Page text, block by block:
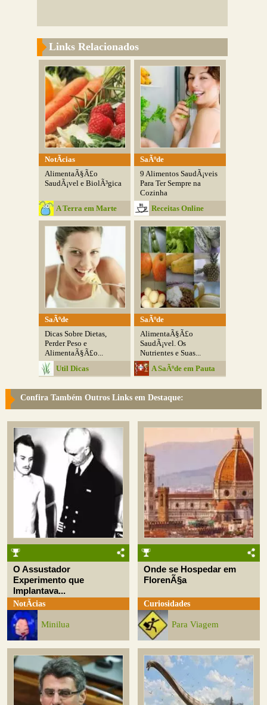
Links Relacionados
NotÃ­cias
AlimentaÃ§Ã£o
SaudÃ¡vel e BiolÃ³gica
A Terra em Marte
SaÃºde
9 Alimentos SaudÃ¡veis
Para Ter Sempre na
Cozinha
Receitas Online
SaÃºde
Dicas Sobre Dietas,
Perder Peso e
AlimentaÃ§Ã£o...
Util Dicas
SaÃºde
AlimentaÃ§Ã£o
SaudÃ¡vel. Os
Nutrientes e Suas...
A SaÃºde em Pauta
Confira Também Outros Links em Destaque:
O Assustador
Experimento que
Implantava...
NotÃ­cias
Minilua
Onde se Hospedar em
FlorenÃ§a
Curiosidades
Para Viagem